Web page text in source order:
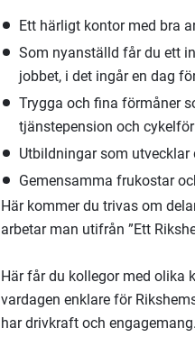
Ett härligt kontor med bra
Som nyanställd får du ett
jobbet, i det ingår en dag
Trygga och fina förmåner
tjänstepension och
Utbildningar som utvecklar
Gemensamma frukostar
Här kommer du trivas om
arbetar man utifrån ”Ett
Här får du kollegor med olika
vardagen enklare för
har drivkraft och engagemang.